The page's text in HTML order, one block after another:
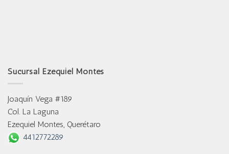
Sucursal Ezequiel Montes
Joaquín Vega #189
Col. La Laguna
Ezequiel Montes, Querétaro
4412772289